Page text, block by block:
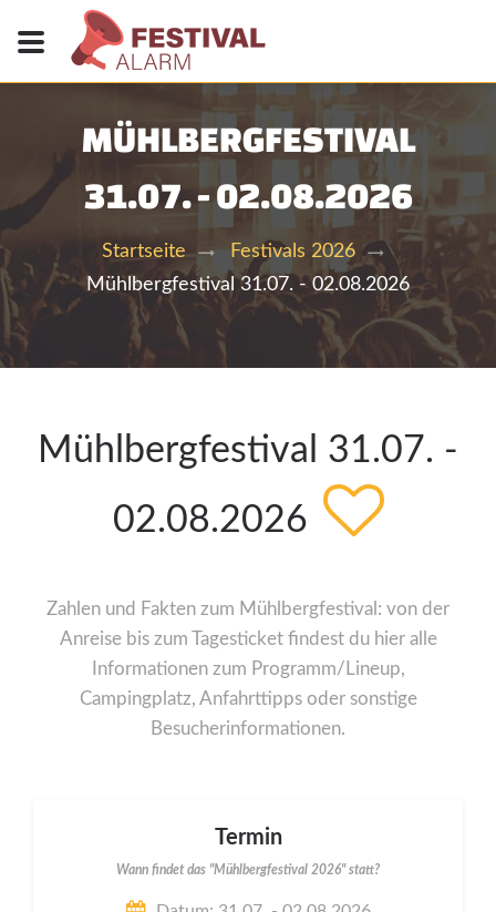
MÜHLBERGFESTIVAL
31.07. - 02.08.2026
Startseite
Festivals 2026
Mühlbergfestival 31.07. - 02.08.2026
Mühlbergfestival 31.07. -
02.08.2026
Zahlen und Fakten zum Mühlbergfestival: von der
Anreise bis zum Tagesticket findest du hier alle
Informationen zum Programm/Lineup,
Campingplatz, Anfahrttipps oder sonstige
Besucherinformationen.
Termin
Wann findet das "Mühlbergfestival 2026" statt?